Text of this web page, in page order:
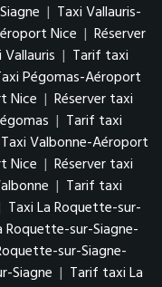
| Taxi Vallauris-
Nice | Réserver
Vallauris | Tarif taxi
Pégomas-Aéroport
Nice | Réserver taxi
| Tarif taxi
Taxi Valbonne-Aéroport
Nice | Réserver taxi
| Tarif taxi
Taxi La Roquette-sur-
Roquette-sur-Siagne-
sur-Siagne-
Siagne | Tarif taxi La